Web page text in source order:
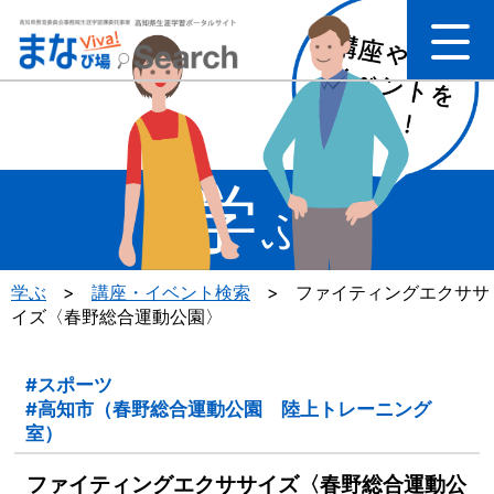
学ぶ
学ぶ > 講座・イベント検索 >
ファイティングエクササ
イズ〈春野総合運動公園〉
#スポーツ
#高知市（春野総合運動公園 陸上トレーニング
室）
ファイティングエクササイズ〈春野総合運動公